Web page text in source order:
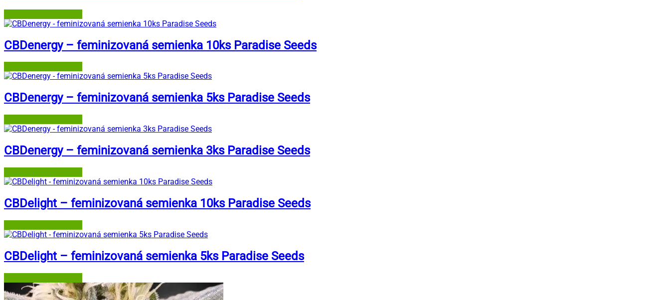
CBDenergy – feminizovaná semienka 10ks Paradise Seeds
CBDenergy – feminizovaná semienka 5ks Paradise Seeds
CBDenergy – feminizovaná semienka 3ks Paradise Seeds
CBDelight – feminizovaná semienka 10ks Paradise Seeds
CBDelight – feminizovaná semienka 5ks Paradise Seeds